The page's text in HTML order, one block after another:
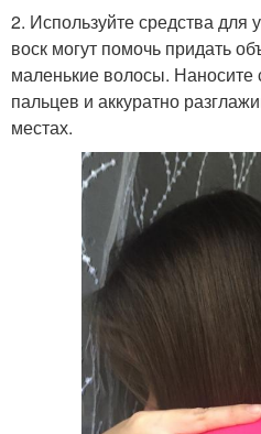
2. Используйте средства для
воск могут помочь придать
маленькие волосы. Наносите
пальцев и аккуратно
местах.